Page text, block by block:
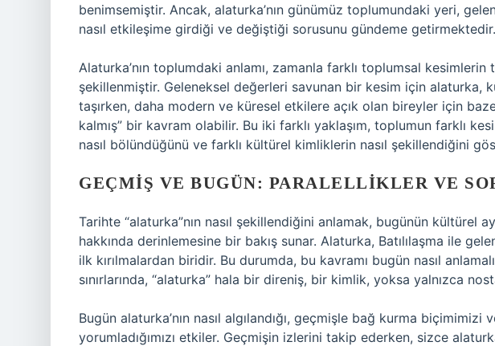
benimsemiştir. Ancak, alaturka’nın günümüz toplumundaki yeri,
nasıl etkileşime girdiği ve değiştiği sorusunu gündeme getirmektedir.
Alaturka’nın toplumdaki anlamı, zamanla farklı toplumsal
şekillenmiştir. Geleneksel değerleri savunan bir kesim için alaturka,
taşırken, daha modern ve küresel etkilere açık olan bireyler için
kalmış” bir kavram olabilir. Bu iki farklı yaklaşım, toplumun farklı
nasıl bölündüğünü ve farklı kültürel kimliklerin nasıl şekillendiğini
GEÇMIŞ VE BUGÜN: PARALELLIKLER VE
Tarihte “alaturka”nın nasıl şekillendiğini anlamak, bugünün kültürel
hakkında derinlemesine bir bakış sunar. Alaturka, Batılılaşma ile
ilk kırılmalardan biridir. Bu durumda, bu kavramı bugün nasıl
sınırlarında, “alaturka” hala bir direniş, bir kimlik, yoksa yalnızca
Bugün alaturka’nın nasıl algılandığı, geçmişle bağ kurma biçimimizi
yorumladığımızı etkiler. Geçmişin izlerini takip ederken, sizce